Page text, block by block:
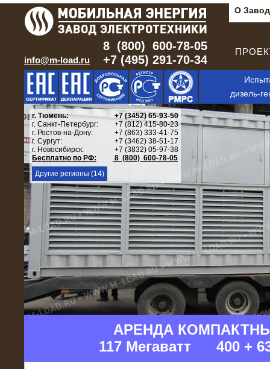
О
info@m-load.ru
8 (800) 600-78-05
+7 (495) 291-70-34
дизель-
г. Тюмень:
+7 (3452) 65-93-50
г. Санкт-Петербург:
+7 (812) 415-80-23
г. Ростов-на-Дону:
+7 (863) 333-41-75
г. Сургут:
+7 (3462) 38-51-17
г. Новосибирск:
+7 (3832) 05-97-38
Бесплатно по РФ:
8 (800) 600-78-05
Другие регионы (14)
АРЕНДА
117 Мегаватт 400 +